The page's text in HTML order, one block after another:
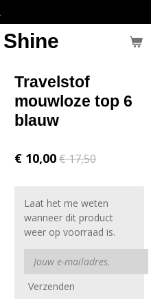
Travelstof
mouwloze top 6
blauw
€ 10,00€ 17,50
Laat het me weten
wanneer dit product
weer op voorraad is.
Verzenden